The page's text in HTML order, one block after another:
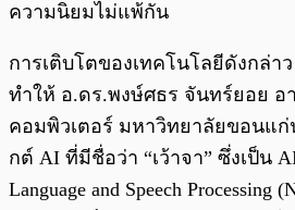
ความนิยมไม่แพ้กัน
การเติบโตของเทคโนโลยีดังกล่า
ทำให้ อ.ดร.พงษ์ศธร จันทร์ยอย อ
คอมพิวเตอร์ มหาวิทยาลัยขอนแก่
กต์ AI ที่มีชื่อว่า “เว้าจา” ซึ่งเป็น
Language and Speech